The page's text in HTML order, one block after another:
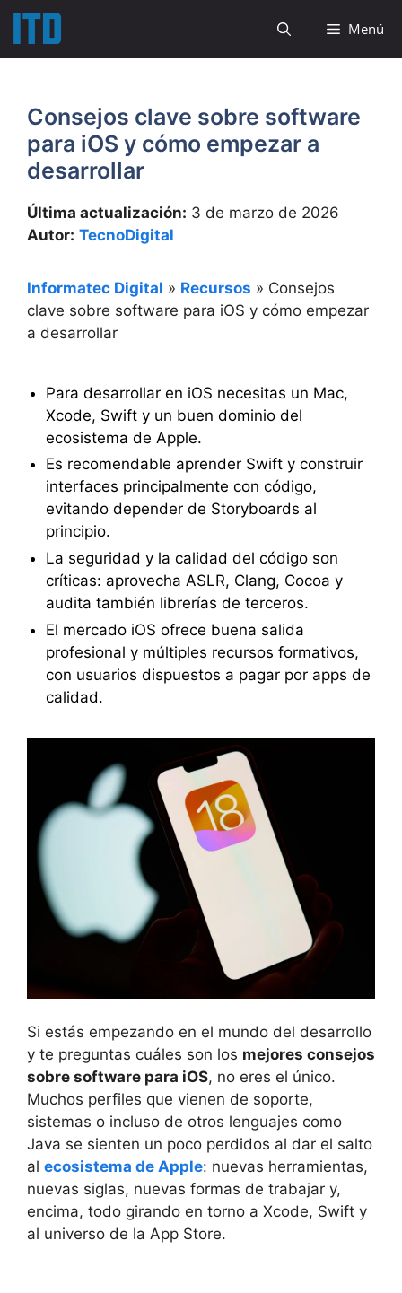
Saltar
contenido
Menú
Consejos clave sobre software
para iOS y cómo empezar a
desarrollar
Última actualización: 3 de marzo de 2026
Autor: TecnoDigital
Informatec Digital » Recursos » Consejos
clave sobre software para iOS y cómo empezar
a desarrollar
Para desarrollar en iOS necesitas un Mac,
Xcode, Swift y un buen dominio del
ecosistema de Apple.
Es recomendable aprender Swift y construir
interfaces principalmente con código,
evitando depender de Storyboards al
principio.
La seguridad y la calidad del código son
críticas: aprovecha ASLR, Clang, Cocoa y
audita también librerías de terceros.
El mercado iOS ofrece buena salida
profesional y múltiples recursos formativos,
con usuarios dispuestos a pagar por apps de
calidad.
Si estás empezando en el mundo del desarrollo
y te preguntas cuáles son los mejores consejos
sobre software para iOS, no eres el único.
Muchos perfiles que vienen de soporte,
sistemas o incluso de otros lenguajes como
Java se sienten un poco perdidos al dar el salto
al ecosistema de Apple: nuevas herramientas,
nuevas siglas, nuevas formas de trabajar y,
encima, todo girando en torno a Xcode, Swift y
al universo de la App Store.